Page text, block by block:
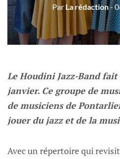
Par La rédaction-
Le Houdini Jazz-Band
janvier. Ce groupe de
de musiciens de
jouer du jazz et de la
Avec un répertoire qui